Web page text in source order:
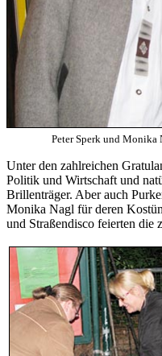
Peter Sperk und Monika
Unter den zahlreichen
Politik und Wirtschaft und
Brillenträger. Aber auch
Monika Nagl für deren
und Straßendisco feierten die